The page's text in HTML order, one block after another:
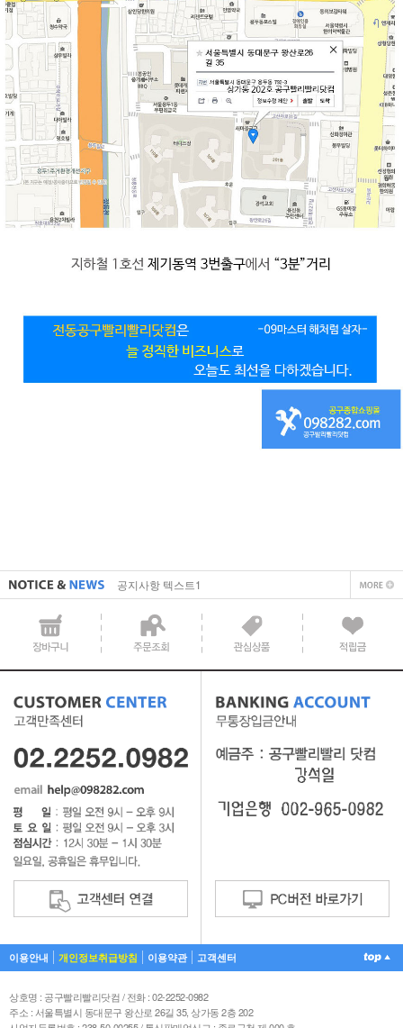
직접 입력해주셔야 합니다.
공지사항 텍스트1
이용안내 개인정보취급방침 이용약관 고객센터
상호명 : 공구빨리빨리닷컴 / 전화 : 02-2252-0982
주소 : 서울특별시 동대문구 왕산로 26길 35, 상가동 2층 202